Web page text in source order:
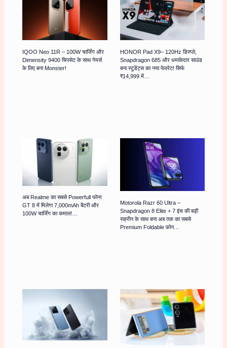
IQOO Neo 11R – 100W चार्जिंग और
Dimensity 9400 चिपसेट के साथ गेमर्स
के लिए बना Monster!
HONOR Pad X9– 120Hz डिस्प्ले,
Snapdragon 685 और धमाकेदार साउंड
बना स्टूडेंट्स का नया फेवरेट! सिर्फ
₹14,999 में…
अब Realme का सबसे Powerfull फोन!
GT 8 में मिलेगा 7,000mAh बैटरी और
100W चार्जिंग का कमाल!…
Motorola Razr 60 Ultra –
Snapdragon 8 Elite + 7 इंच की बड़ी
स्क्रीन के साथ बना अब तक का सबसे
Premium Foldable फ़ोन…